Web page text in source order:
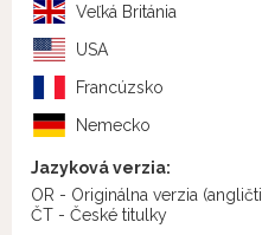
Veľká Británia
USA
Francúzsko
Nemecko
Jazyková verzia:
OR - Originálna verzia
ČT - České titulky